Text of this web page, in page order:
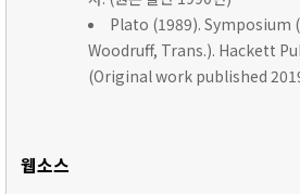
Plato (1989). Symposium
Woodruff, Trans.). Hackett
(Original work published
웹소스